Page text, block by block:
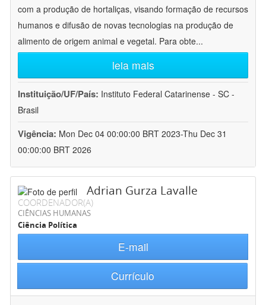
com a produção de hortaliças, visando formação de recursos
humanos e difusão de novas tecnologias na produção de
alimento de origem animal e vegetal. Para obte...
leia mais
Instituição/UF/País: Instituto Federal Catarinense - SC -
Brasil
Vigência: Mon Dec 04 00:00:00 BRT 2023-Thu Dec 31
00:00:00 BRT 2026
Adrian Gurza Lavalle
COORDENADOR(A)
CIÊNCIAS HUMANAS
Ciência Política
E-mail
Currículo